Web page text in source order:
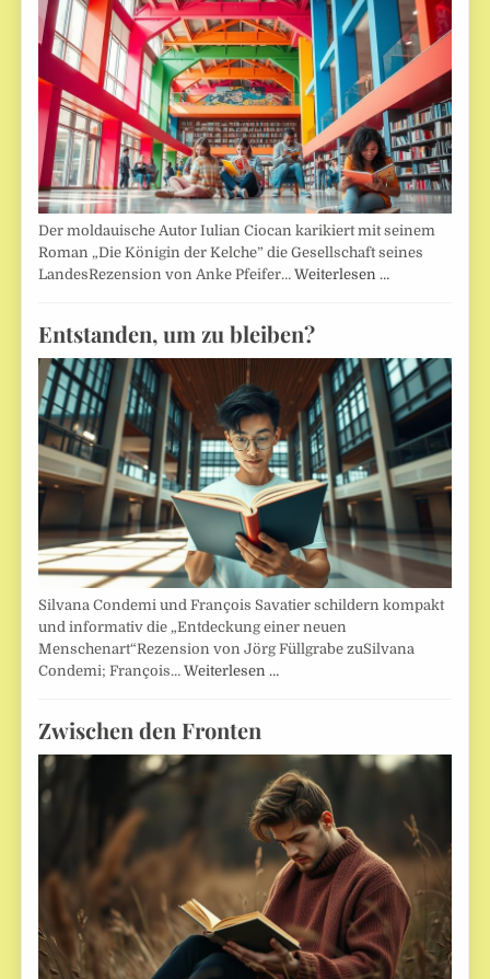
Der moldauische Autor Iulian Ciocan karikiert mit seinem
Roman „Die Königin der Kelche” die Gesellschaft seines
LandesRezension von Anke Pfeifer…Weiterlesen …
Entstanden, um zu bleiben?
Silvana Condemi und François Savatier schildern kompakt
und informativ die „Entdeckung einer neuen
Menschenart“Rezension von Jörg Füllgrabe zuSilvana
Condemi; François…Weiterlesen …
Zwischen den Fronten